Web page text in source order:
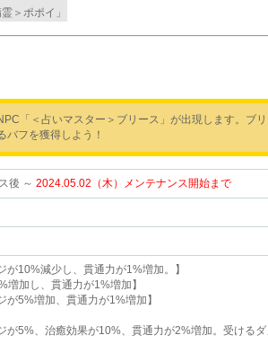
＞ポポイ」
「＜占いマスター＞ブリース」が出現します。ブ
バフを獲得しよう！
後 ～ 2024.05.02（木）メンテナンス開始まで
が10%減少し、貫通力が1%増加。】
増加し、貫通力が1%増加】
が5%増加、貫通力が1%増加】
が5%、治癒効果が10%、貫通力が2%増加。受ける